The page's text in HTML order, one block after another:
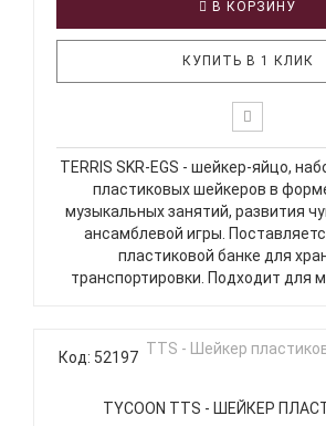
В КОРЗИНУ
КУПИТЬ В 1 КЛИК
TERRIS SKR-EGS - шейкер-яйцо,
пластиковых шейкеров в
музыкальных занятий, развития
ансамблевой игры.
пластиковой банке для
транспортировки. Подходит для
Код: 52197
TYCOON TTS - ШЕЙКЕР